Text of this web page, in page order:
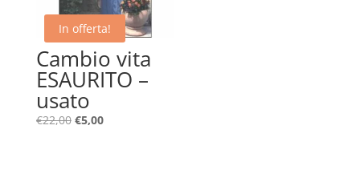
In offerta!
Cambio vita
ESAURITO –
usato
€22,00 Il
€5,00Il